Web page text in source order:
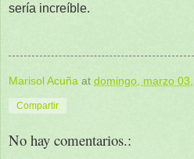
sería increíble.
Marisol Acuña at domingo, marzo
Compartir
No hay comentarios.: